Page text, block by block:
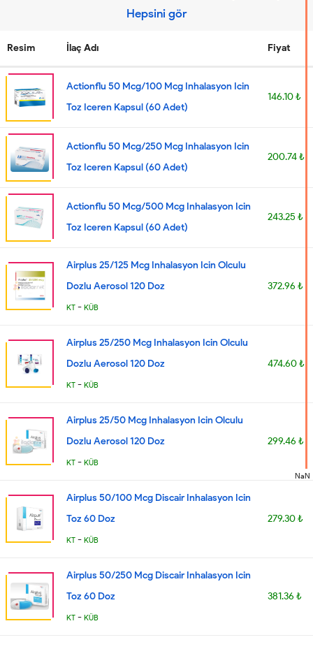
Hepsini gör
Resim İlaç Adı Fiyat
Actionflu 50 Mcg/100 Mcg Inhalasyon Icin
Toz Iceren Kapsul (60 Adet)
146.10 ₺
Actionflu 50 Mcg/250 Mcg Inhalasyon Icin
Toz Iceren Kapsul (60 Adet)
200.74 ₺
Actionflu 50 Mcg/500 Mcg Inhalasyon Icin
Toz Iceren Kapsul (60 Adet)
243.25 ₺
Airplus 25/125 Mcg Inhalasyon Icin Olculu
Dozlu Aerosol 120 Doz
KT - KÜB
372.96 ₺
Airplus 25/250 Mcg Inhalasyon Icin Olculu
Dozlu Aerosol 120 Doz
KT - KÜB
474.60 ₺
Airplus 25/50 Mcg Inhalasyon Icin Olculu
Dozlu Aerosol 120 Doz
KT - KÜB
299.46 ₺
Airplus 50/100 Mcg Discair Inhalasyon Icin
Toz 60 Doz
KT - KÜB
279.30 ₺
Airplus 50/250 Mcg Discair Inhalasyon Icin
Toz 60 Doz
KT - KÜB
381.36 ₺
NaN